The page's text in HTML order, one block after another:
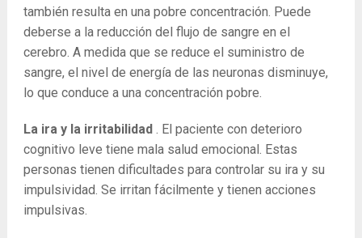
también resulta en una pobre concentración. Puede
deberse a la reducción del flujo de sangre en el
cerebro. A medida que se reduce el suministro de
sangre, el nivel de energía de las neuronas disminuye,
lo que conduce a una concentración pobre.
La ira y la irritabilidad. El paciente con deterioro
cognitivo leve tiene mala salud emocional. Estas
personas tienen dificultades para controlar su ira y su
impulsividad. Se irritan fácilmente y tienen acciones
impulsivas.